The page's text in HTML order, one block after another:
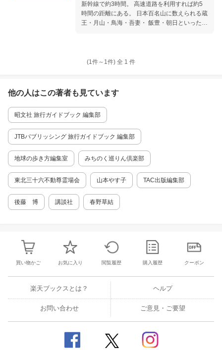
新幹線で約3時間。 高速道路を利用すれば約5
時間の距離にある。 日本百名山に数えられる蔵
王・月山・鳥海・吾妻・ 飯豊・朝日といった秀
まれた土地だ。 県土は、南から、置賜・村山・
置賜エリア、 最上三十三観音は、村山・最上エ
リア、 庄内三十三観音は、庄内エリアに 各札
所が点在する。 山・海・川・盆地・平野と揃っ
た地勢や、 幕藩体制の名残りから、 風習・方
つ異なるのも山形県の魅力だ。 ◇◆◇ 主な目
次 ◇◆◇ ☆ 最上三十三観音 ＊第1番 若松鈴
立山若松寺 ＊第2番 山寺宝珠山千手院 ＊第3
番 千手堂守国山吉祥院 ＊第4番 圓應寺大慈
山圓應寺 ＊第5番 唐松唐松山護国寺 ・・・な
勝寺金剛樹院 ＊第3番 長瀧山善光寺 ＊第4
番 福地山長現寺 ・・・など ☆ 置賜三十三
曹伯山高伝寺 ＊第4番 中村観音松尾山天養寺
＊第5番 九野本観音普門山観音寺 ・・・など
「名所・観光スポット」 ＊ 札所巡りの際に泊
まりたい・立ち寄りたい「温泉」 ＊ 札所巡り
の際に賞味したい「山形の郷土の味」 ＊ 札所
巡りの際に求めたい「山形の工芸品」
(1件～ 1件) 全 1 件
他の人はこの著者も見ています
昭文社 旅行ガイドブック 編集部
JTBパブリッシング 旅行ガイドブック 編集部
地球の歩き方編集室 みちのく巡りん倶楽部
東北三十六不動尊霊場会 山本やす子 TAC出版編集部
後藤 博 講談社 春野草結
買い物かご お気に入り 閲覧履歴 購入履歴 クーポン
楽天ブックスとは？ ヘルプ
お問い合わせ ご意見・ご要望